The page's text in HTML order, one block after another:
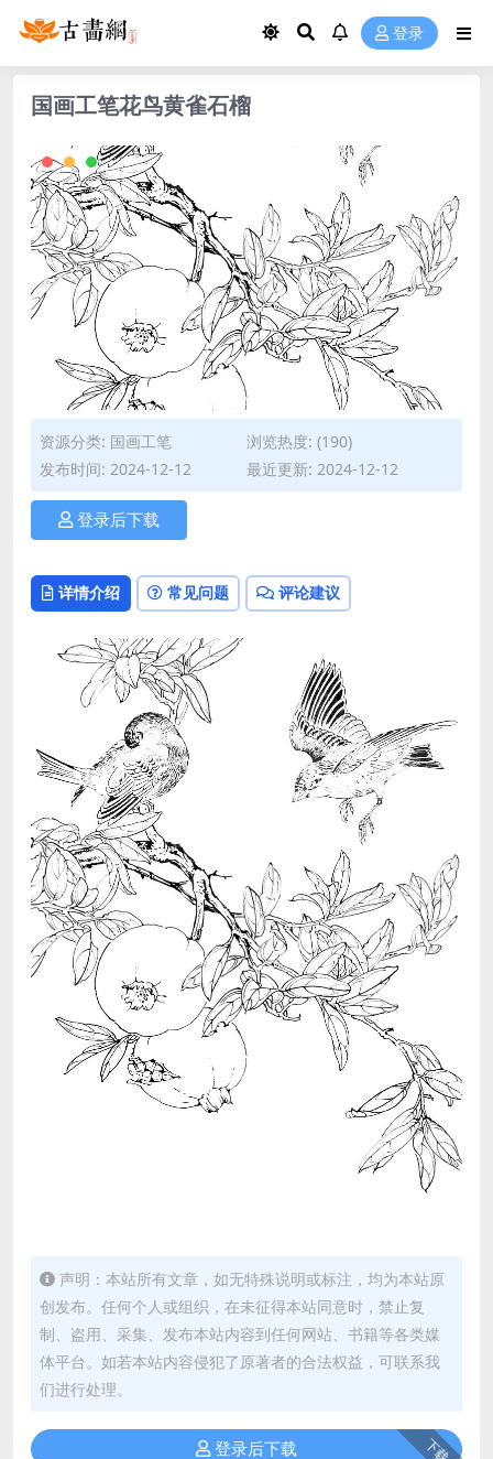
登录
国画工笔花鸟黄雀石榴
资源分类: 国画工笔
浏览热度: (190)
发布时间: 2024-12-12
最近更新: 2024-12-12
登录后下载
详情介绍 常见问题 评论建议
声明：本站所有文章，如无特殊说明或标注，均为本站原
创发布。任何个人或组织，在未征得本站同意时，禁止复
制、盗用、采集、发布本站内容到任何网站、书籍等各类媒
体平台。如若本站内容侵犯了原著者的合法权益，可联系我
们进行处理。
下载
登录后下载